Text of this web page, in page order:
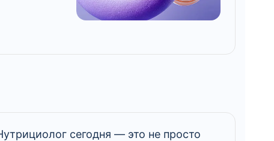
сегодня — это не просто